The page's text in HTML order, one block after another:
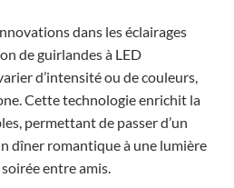
dans les éclairages
de guirlandes à LED
d’intensité ou de couleurs,
Cette technologie enrichit la
permettant de passer d’un
dîner romantique à une lumière
entre amis.